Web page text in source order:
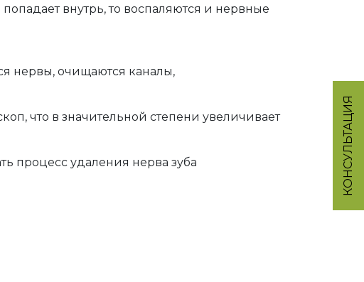
внутрь, то воспаляются и нервные
нервы, очищаются каналы,
что в значительной степени увеличивает
процесс удаления нерва зуба
КОНСУЛЬТАЦИЯ